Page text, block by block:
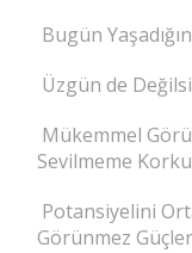
Bugün
Üzgün de
Mükemmel
Sevilmeme
Potansiyelini
Görünmez Güçler